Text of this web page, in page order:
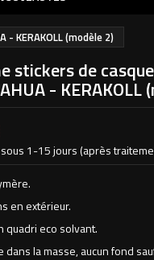
- KERAKOLL (modèle 2)
stickers de
- KERAKOLL
1-15 jours (après
en extérieur.
quadri eco solvant.
dans la masse, aucun fond